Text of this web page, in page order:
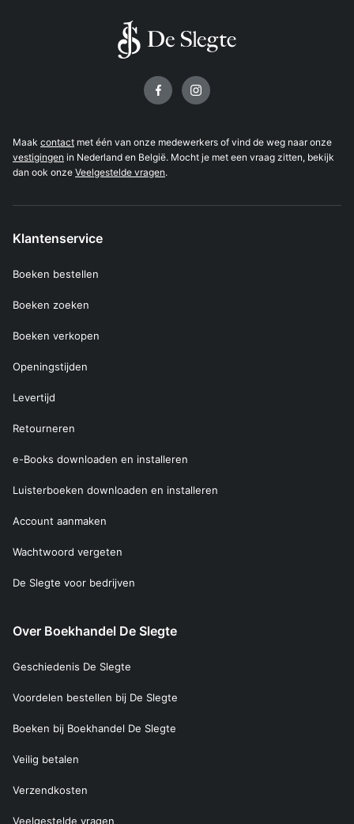
Maak contact met één van onze medewerkers of vind de weg naar onze
vestigingen in Nederland en België. Mocht je met een vraag zitten, bekijk
dan ook onze Veelgestelde vragen.
Klantenservice
Boeken bestellen
Boeken zoeken
Boeken verkopen
Openingstijden
Levertijd
Retourneren
e-Books downloaden en installeren
Luisterboeken downloaden en installeren
Account aanmaken
Wachtwoord vergeten
De Slegte voor bedrijven
Over Boekhandel De Slegte
Geschiedenis De Slegte
Voordelen bestellen bij De Slegte
Boeken bij Boekhandel De Slegte
Veilig betalen
Verzendkosten
Veelgestelde vragen